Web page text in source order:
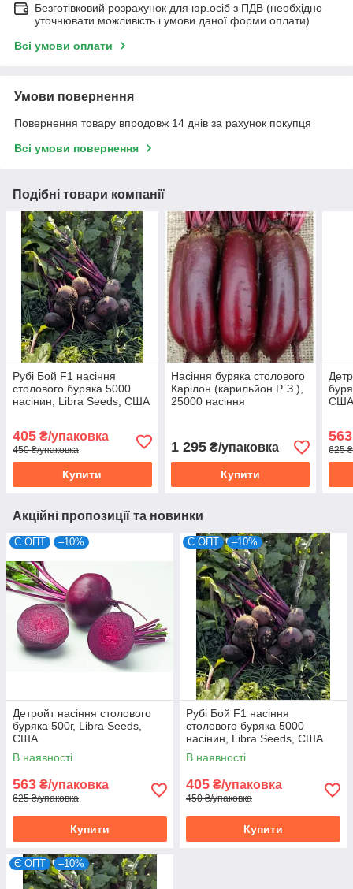
Безготівковий розрахунок для юр.осіб з ПДВ (необхідно
уточнювати можливість і умови даної форми оплати)
Всі умови оплати
Умови повернення
Повернення товару впродовж 14 днів за рахунок покупця
Всі умови повернення
Подібні товари компанії
Рубі Бой F1 насіння
столового буряка 5000
насінин, Libra Seeds, США
405 ₴/упаковка
450 ₴/упаковка
Купити
Насіння буряка столового
Карілон (карильйон Р. З.),
25000 насіння
1 295₴/упаковка
Купити
563
625
Акційні пропозиції та новинки
Є ОПТ –10%
Детройт насіння столового
буряка 500г, Libra Seeds,
США
В наявності
563 ₴/упаковка
625 ₴/упаковка
Купити
Є ОПТ –10%
Рубі Бой F1 насіння
столового буряка 5000
насінин, Libra Seeds, США
В наявності
405 ₴/упаковка
450 ₴/упаковка
Купити
Є ОПТ –10%